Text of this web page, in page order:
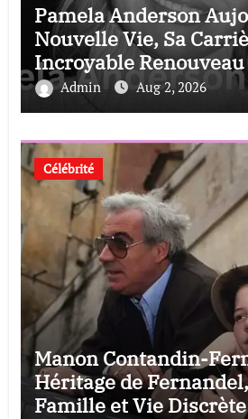
Pamela Anderson
Nouvelle Vie, Sa
Incroyable Renouveau
Admin Aug 2, 2026
Célébrité
Manon Contandin-
Héritage de
Famille et Vie Discrète